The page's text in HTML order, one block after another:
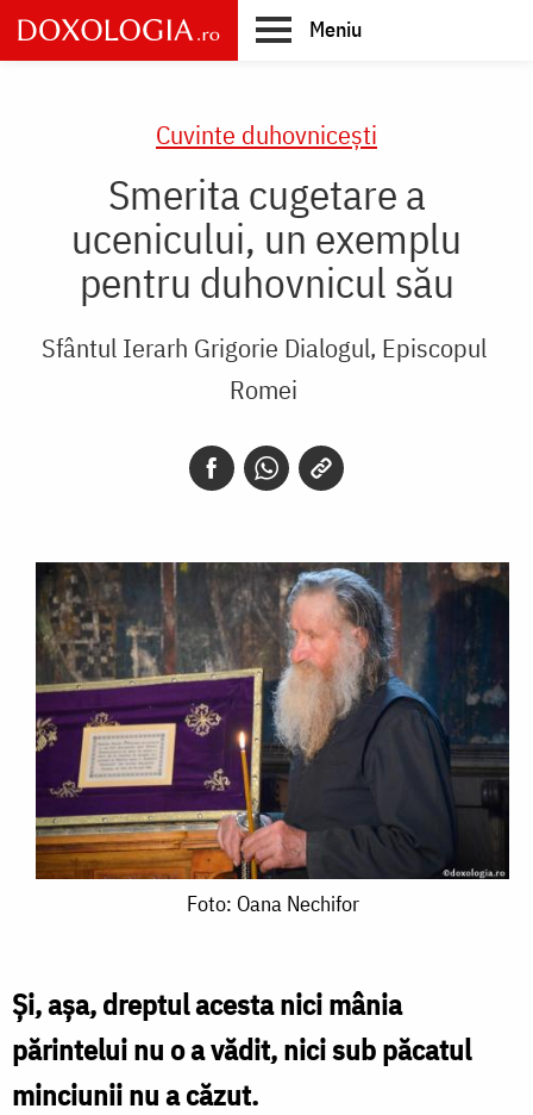
Skip
to
main
Meniu
Cuvinte duhovnicești
Smerita cugetare a
ucenicului, un exemplu
pentru duhovnicul său
Sfântul Ierarh Grigorie Dialogul, Episcopul
Romei
Foto: Oana Nechifor
Și, așa, dreptul acesta nici mâ­nia
părintelui nu o a vădit, nici sub păcatul
minciunii nu a căzut.